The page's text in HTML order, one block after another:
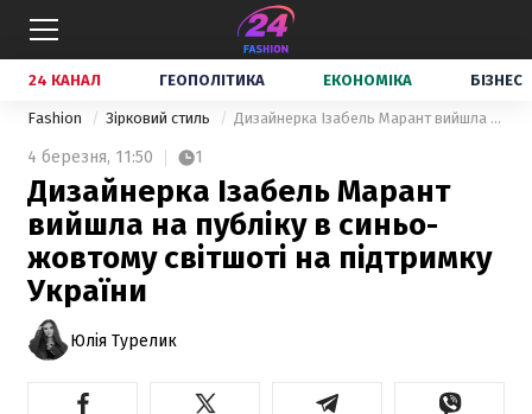
24 КАНАЛ ГЕОПОЛІТИКА ЕКОНОМІКА БІЗНЕС
Fashion Зірковий стиль Дизайнерка Ізабель Марант вийшла на публіку в синьо-жовтому світшоті на підтримку України
4 березня, 11:50 1
Дизайнерка Ізабель Марант
вийшла на публіку в синьо-
жовтому світшоті на підтримку
України
Юлія Турелик